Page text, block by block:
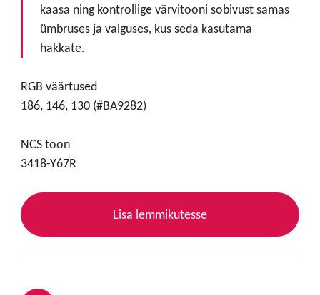
kaasa ning kontrollige värvitooni sobivust samas
ümbruses ja valguses, kus seda kasutama
hakkate.
RGB väärtused
186, 146, 130 (#BA9282)
NCS toon
3418-Y67R
Lisa lemmikutesse